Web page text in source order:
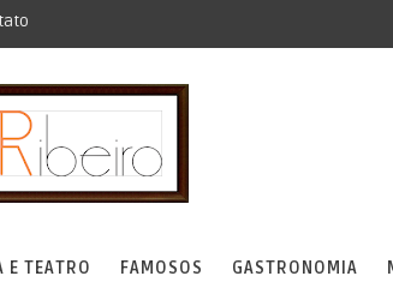
E TEATRO FAMOSOS GASTRONOMIA